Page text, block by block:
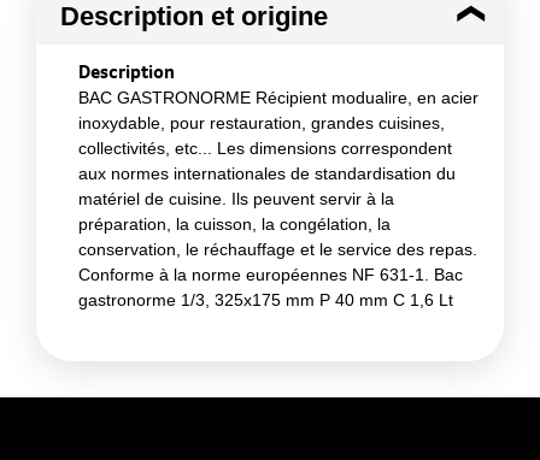
Description et origine
Description
BAC GASTRONORME Récipient modualire, en acier
inoxydable, pour restauration, grandes cuisines,
collectivités, etc... Les dimensions correspondent
aux normes internationales de standardisation du
matériel de cuisine. Ils peuvent servir à la
préparation, la cuisson, la congélation, la
conservation, le réchauffage et le service des repas.
Conforme à la norme européennes NF 631-1. Bac
gastronorme 1/3, 325x175 mm P 40 mm C 1,6 Lt